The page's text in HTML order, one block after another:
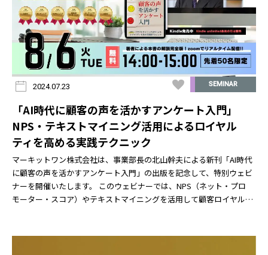
2024.07.23 SEMINAR
「AI時代に顧客の声を活かすアンケート入門」
NPS・テキストマイニング活用によるロイヤル
ティを高める実践テクニック
マーキットワン株式会社は、事業部長の北山幹夫による新刊「AI時代
に顧客の声を活かすアンケート入門」の出版を記念して、特別ウェビ
ナーを開催いたします。 このウェビナーでは、NPS（ネット・プロ
モーター・スコア）やテキストマイニングを活用して顧客ロイヤル